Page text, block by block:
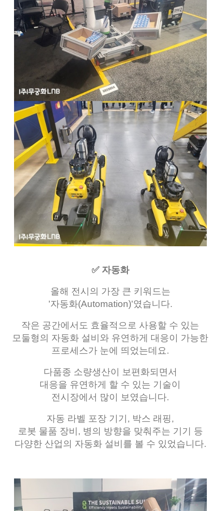
✅ 자동화
올해 전시의 가장 큰 키워드는
'자동화(Automation)'였습니다.
작은 공간에서도 효율적으로 사용할 수 있는
모둘형의 자동화 설비와 유연하게 대응이 가능한
프로세스가 눈에 띄었는데요.
다품종 소량생산이 보편화되면서
대응을 유연하게 할 수 있는 기술이
전시장에서 많이 보였습니다.
자동 라벨 포장 기기, 박스 래핑,
로봇 물품 장비, 병의 방향을 맞춰주는 기기 등
다양한 산업의 자동화 설비를 볼 수 있었습니다.